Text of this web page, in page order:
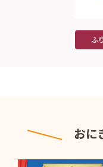
ふ
おに